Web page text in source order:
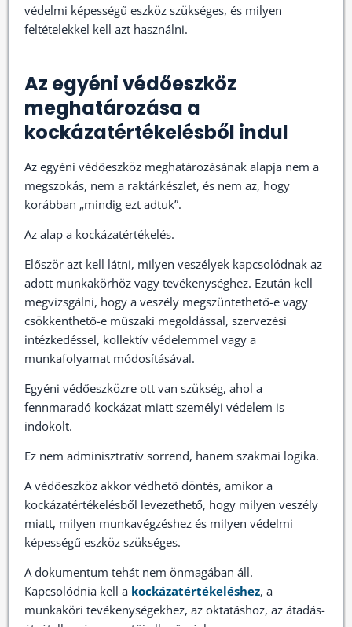
védelmi képességű eszköz szükséges, és milyen
feltételekkel kell azt használni.
Az egyéni védőeszköz
meghatározása a
kockázatértékelésből indul
Az egyéni védőeszköz meghatározásának alapja nem a
megszokás, nem a raktárkészlet, és nem az, hogy
korábban „mindig ezt adtuk”.
Az alap a kockázatértékelés.
Először azt kell látni, milyen veszélyek kapcsolódnak az
adott munkakörhöz vagy tevékenységhez. Ezután kell
megvizsgálni, hogy a veszély megszüntethető-e vagy
csökkenthető-e műszaki megoldással, szervezési
intézkedéssel, kollektív védelemmel vagy a
munkafolyamat módosításával.
Egyéni védőeszközre ott van szükség, ahol a
fennmaradó kockázat miatt személyi védelem is
indokolt.
Ez nem adminisztratív sorrend, hanem szakmai logika.
A védőeszköz akkor védhető döntés, amikor a
kockázatértékelésből levezethető, hogy milyen veszély
miatt, milyen munkavégzéshez és milyen védelmi
képességű eszköz szükséges.
A dokumentum tehát nem önmagában áll.
Kapcsolódnia kell a kockázatértékeléshez, a
munkaköri tevékenységekhez, az oktatáshoz, az átadás-